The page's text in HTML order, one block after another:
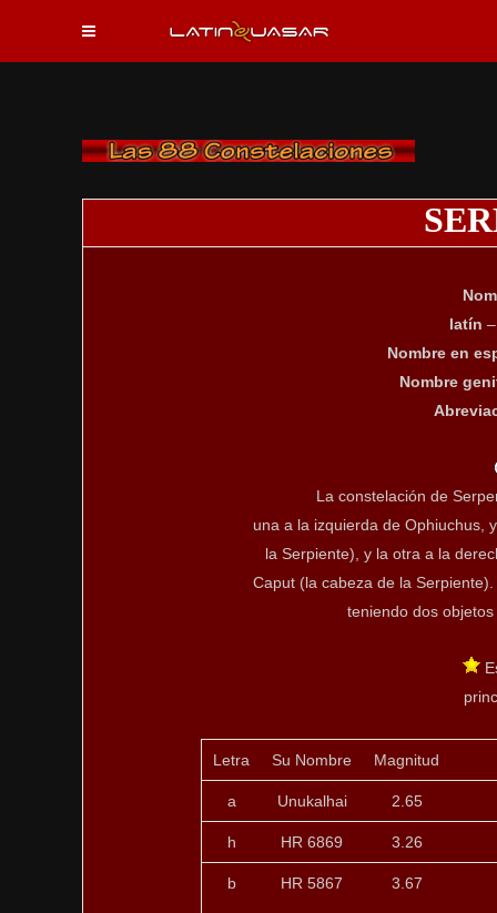
latín
Nombre en
Nombre
La constelación de
una a la izquierda de Ophiuchus,
la Serpiente), y la otra a la
Caput (la cabeza de la
teniendo dos
Letra Su Nombre Magnitud
a Unukalhai 2.65
h HR 6869 3.26
b HR 5867 3.67